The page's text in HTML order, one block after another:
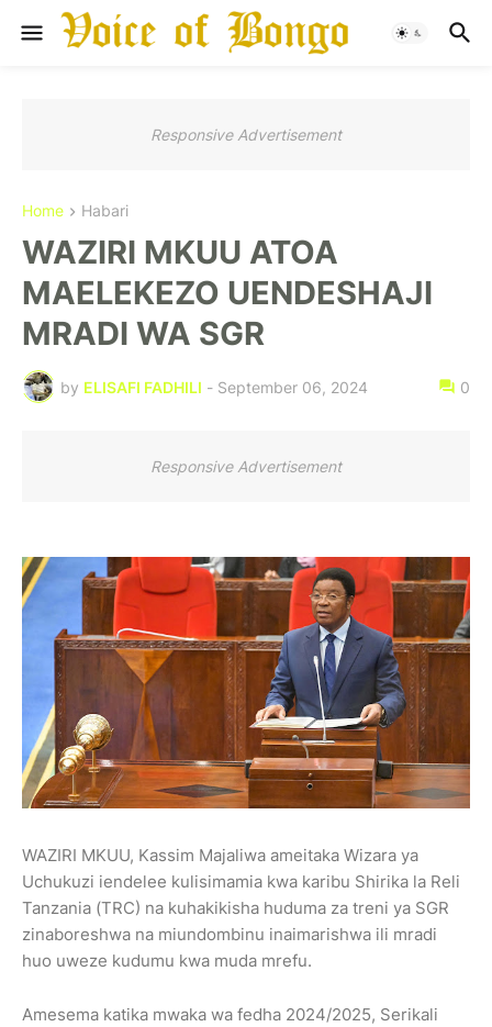
Responsive Advertisement
Home Habari
WAZIRI MKUU ATOA
MAELEKEZO UENDESHAJI
MRADI WA SGR
by ELISAFI FADHILI - September 06, 2024 0
Responsive Advertisement
WAZIRI MKUU, Kassim Majaliwa ameitaka Wizara ya
Uchukuzi iendelee kulisimamia kwa karibu Shirika la Reli
Tanzania (TRC) na kuhakikisha huduma za treni ya SGR
zinaboreshwa na miundombinu inaimarishwa ili mradi
huo uweze kudumu kwa muda mrefu.
Amesema katika mwaka wa fedha 2024/2025, Serikali